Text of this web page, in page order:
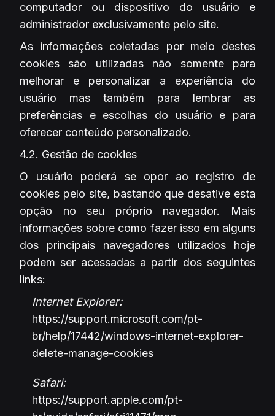
computador ou dispositivo do usuário e
administrador exclusivamente pelo site.
As informações coletadas por meio destes
cookies são utilizadas não somente para
melhorar e personalizar a experiência do
usuário mas também para lembrar as
preferências e escolhas do usuário e para
oferecer conteúdo personalizado.
4.2. Gestão de cookies
O usuário poderá se opor ao registro de
cookies pelo site, bastando que desative esta
opção no seu próprio navegador. Mais
informações sobre como fazer isso em alguns
dos principais navegadores utilizados hoje
podem ser acessadas a partir dos seguintes
links:
Internet Explorer:
https://support.microsoft.com/pt-
br/help/17442/windows-internet-explorer-
delete-manage-cookies
Safari:
https://support.apple.com/pt-